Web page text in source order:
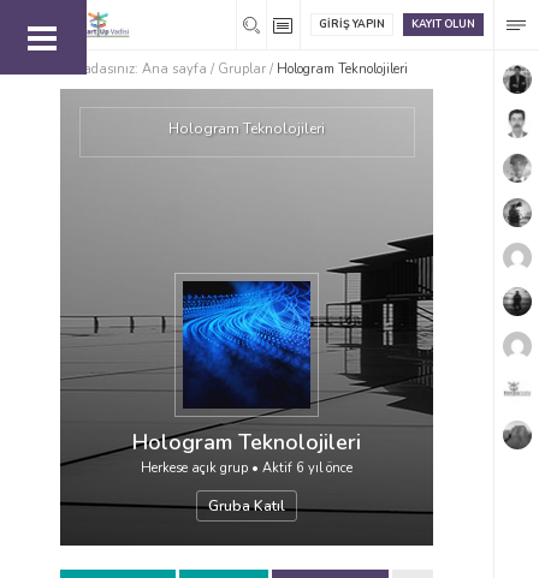
KAYIT OLUN
GIRIŞ YAPIN
Buradasınız: Ana sayfa / Gruplar / Hologram Teknolojileri
Hologram Teknolojileri
Hologram Teknolojileri
Herkese açık grup • Aktif 6 yıl önce
Gruba Katıl